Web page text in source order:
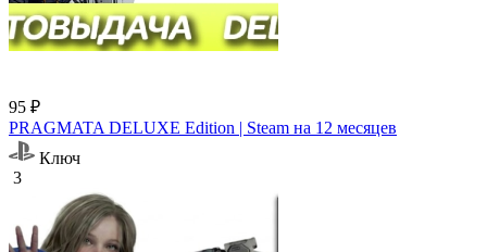
95 ₽
PRAGMATA DELUXE Edition | Steam на 12 месяцев
Ключ
3